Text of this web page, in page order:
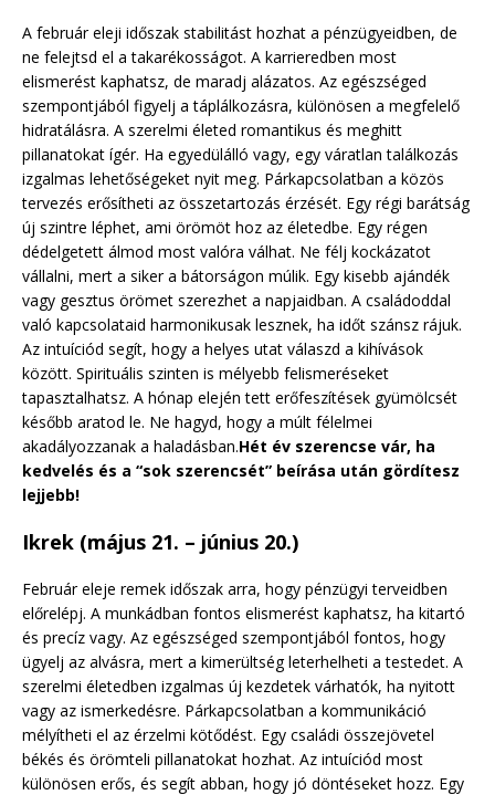
A február eleji időszak stabilitást hozhat a pénzügyeidben, de
ne felejtsd el a takarékosságot. A karrieredben most
elismerést kaphatsz, de maradj alázatos. Az egészséged
szempontjából figyelj a táplálkozásra, különösen a megfelelő
hidratálásra. A szerelmi életed romantikus és meghitt
pillanatokat ígér. Ha egyedülálló vagy, egy váratlan találkozás
izgalmas lehetőségeket nyit meg. Párkapcsolatban a közös
tervezés erősítheti az összetartozás érzését. Egy régi barátság
új szintre léphet, ami örömöt hoz az életedbe. Egy régen
dédelgetett álmod most valóra válhat. Ne félj kockázatot
vállalni, mert a siker a bátorságon múlik. Egy kisebb ajándék
vagy gesztus örömet szerezhet a napjaidban. A családoddal
való kapcsolataid harmonikusak lesznek, ha időt szánsz rájuk.
Az intuíciód segít, hogy a helyes utat válaszd a kihívások
között. Spirituális szinten is mélyebb felismeréseket
tapasztalhatsz. A hónap elején tett erőfeszítések gyümölcsét
később aratod le. Ne hagyd, hogy a múlt félelmei
akadályozzanak a haladásban.Hét év szerencse vár, ha
kedvelés és a “sok szerencsét” beírása után gördítesz
lejjebb!
Ikrek (május 21. – június 20.)
Február eleje remek időszak arra, hogy pénzügyi terveidben
előrelépj. A munkádban fontos elismerést kaphatsz, ha kitartó
és precíz vagy. Az egészséged szempontjából fontos, hogy
ügyelj az alvásra, mert a kimerültség leterhelheti a testedet. A
szerelmi életedben izgalmas új kezdetek várhatók, ha nyitott
vagy az ismerkedésre. Párkapcsolatban a kommunikáció
mélyítheti el az érzelmi kötődést. Egy családi összejövetel
békés és örömteli pillanatokat hozhat. Az intuíciód most
különösen erős, és segít abban, hogy jó döntéseket hozz. Egy